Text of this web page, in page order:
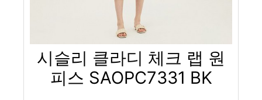
시슬리 클라디 체크 랩 원
피스 SAOPC7331 BK